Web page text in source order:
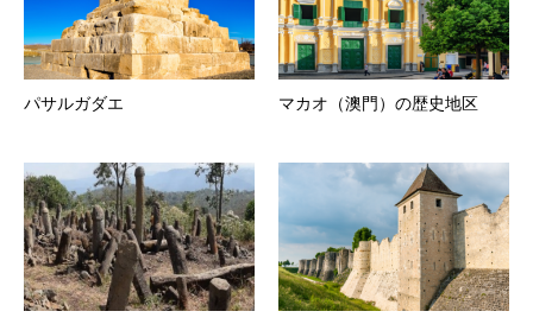
パサルガダエ マカオ（澳門）の歴史地区